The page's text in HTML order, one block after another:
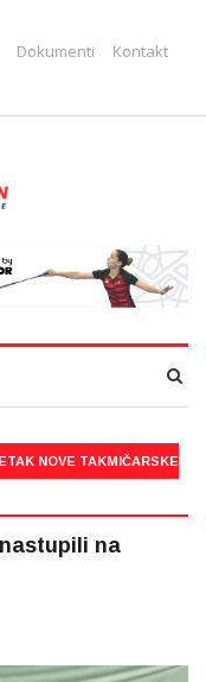
Dokumenti Kontakt
NOVE TAKMIČARSKE
na